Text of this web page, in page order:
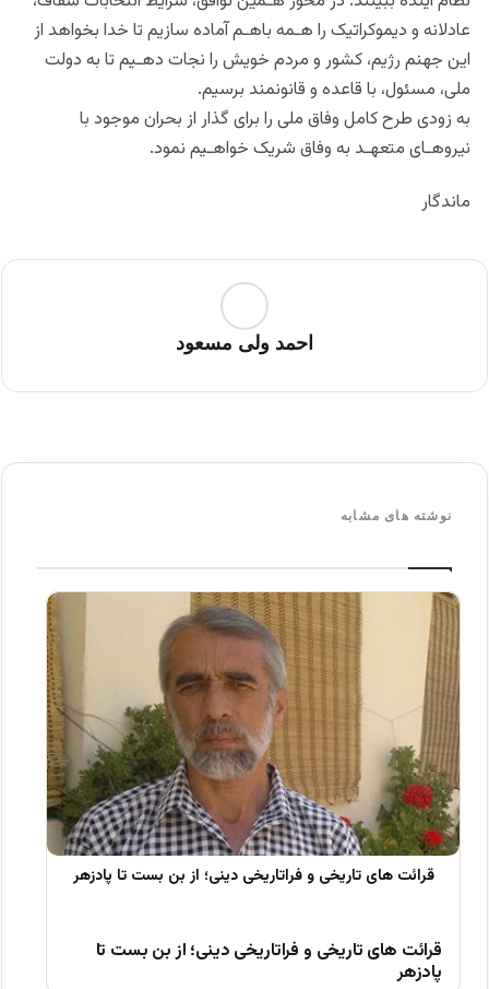
عادلانه و دیموکراتیک را هـمه باهـم آماده سازیم تا خدا بخواهد از
این جهنم رژیم، کشور و مردم خویش را نجات دهـیم تا به دولت
ملی، مسئول، با قاعده و قانونمند برسیم.
به زودى طرح کامل وفاق ملى را براى گذار از بحران موجود با
نیروهـاى متعهـد به وفاق شریک خواهـیم نمود.
ماندگار
احمد ولی مسعود
نوشته های مشابه
قرائت های تاریخی و فراتاریخی دینی؛ از بن بست تا
پادزهر